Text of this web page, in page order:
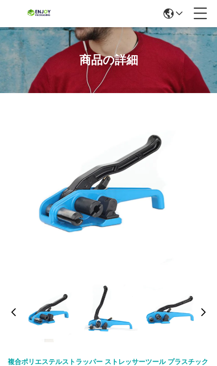
商品の詳細
複合ポリエステルストラッパー ストレッサーツール プラスチック